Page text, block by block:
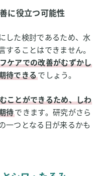
に役立つ可能性
した検討であるため、水
ることはできません。
ケアでの改善がむずかし
待できるでしょう。
ことができるため、しわ
待できます。研究がさら
一つとなる日が来るかも